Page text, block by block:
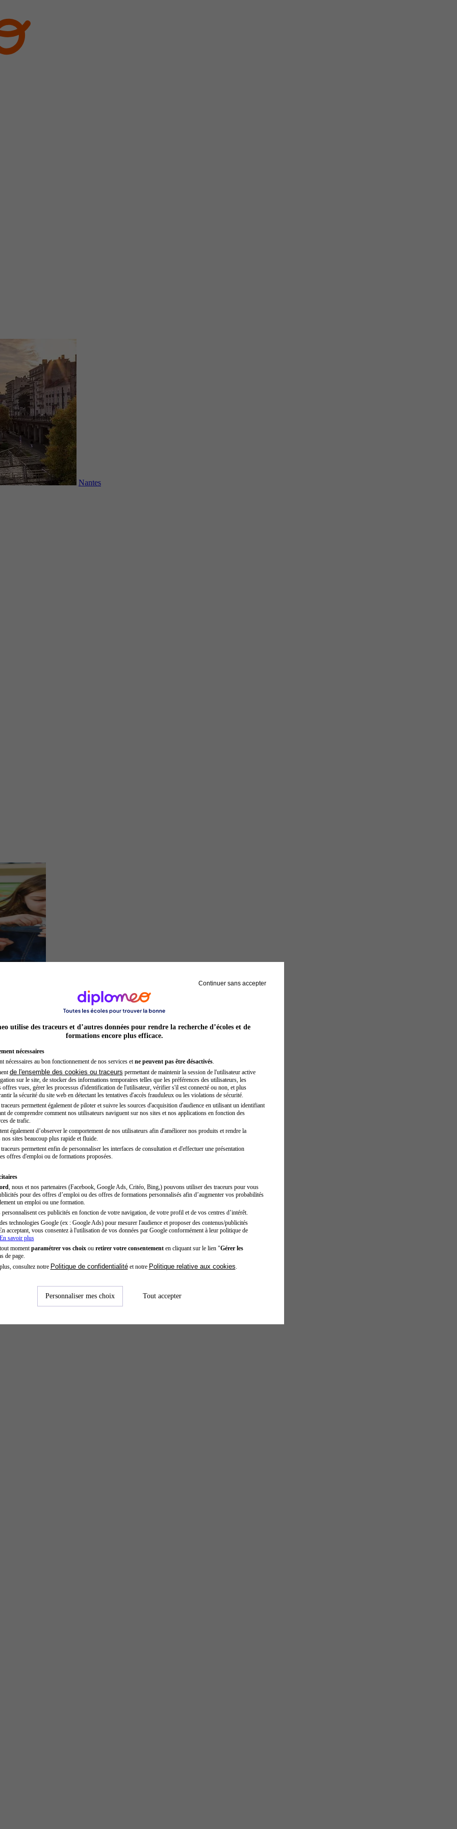
Nantes
Auxiliaire de puériculture
Continuer sans accepter
utilise des traceurs et d’autres données pour rendre la recherche d’écoles et de
formations encore plus efficace.
nécessaires
nécessaires au bon fonctionnement de nos services et ne peuvent pas être désactivés.
de l'ensemble des cookies ou traceurs permettant de maintenir la session de l'utilisateur active
sur le site, de stocker des informations temporaires telles que les préférences des utilisateurs, les
offres vues, gérer les processus d'identification de l'utilisateur, vérifier s'il est connecté ou non, et plus
la sécurité du site web en détectant les tentatives d'accès frauduleux ou les violations de sécurité.
permettent également de piloter et suivre les sources d'acquisition d'audience en utilisant un identifiant
de comprendre comment nos utilisateurs naviguent sur nos sites et nos applications en fonction des
de trafic.
également d’observer le comportement de nos utilisateurs afin d'améliorer nos produits et rendre la
sites beaucoup plus rapide et fluide.
permettent enfin de personnaliser les interfaces de consultation et d'effectuer une présentation
offres d'emploi ou de formations proposées.
, nous et nos partenaires (Facebook, Google Ads, Critéo, Bing,) pouvons utiliser des traceurs pour vous
pour des offres d’emploi ou des offres de formations personnalisés afin d’augmenter vos probabilités
un emploi ou une formation.
ces publicités en fonction de votre navigation, de votre profil et de vos centres d’intérêt.
technologies Google (ex : Google Ads) pour mesurer l'audience et proposer des contenus/publicités
acceptant, vous consentez à l'utilisation de vos données par Google conformément à leur politique de
savoir plus
moment paramétrer vos choixou retirer votre consentementen cliquant sur le lien "Gérer les
de page.
consultez notre Politique de confidentialitéet notre Politique relative aux cookies
Personnaliser mes choix Tout accepter